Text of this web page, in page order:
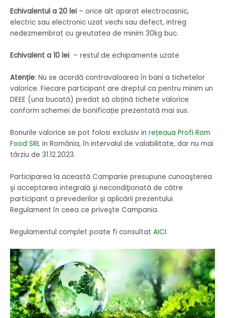
Echivalentul a 20 lei – orice alt aparat electrocasnic,
electric sau electronic uzat vechi sau defect, intreg
nedezmembrat cu greutatea de minim 30kg buc.
Echivalent a 10 lei – restul de echipamente uzate
Atenție: Nu se acordă contravaloarea în bani a tichetelor
valorice. Fiecare participant are dreptul ca pentru minim un
DEEE (una bucată) predat să obțină tichete valorice
conform schemei de bonificație prezentată mai sus.
Bonurile valorice se pot folosi exclusiv in rețeaua Profi Rom
Food SRL in România, în intervalul de valabilitate, dar nu mai
târziu de 31.12.2023.
Participarea la această Campanie presupune cunoaşterea
şi acceptarea integrală şi necondiţionată de către
participant a prevederilor şi aplicării prezentului
Regulament în ceea ce priveşte Campania.
Regulamentul complet poate fi consultat AICI.